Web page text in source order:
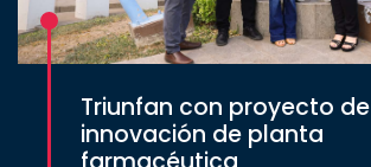
Triunfan con proyecto de
innovación de planta